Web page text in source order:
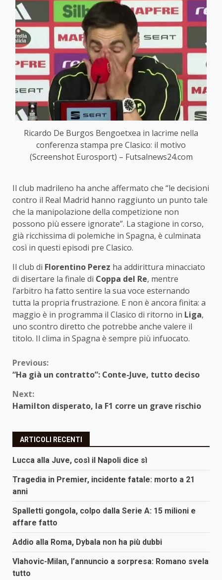
Ricardo De Burgos Bengoetxea in lacrime nella
conferenza stampa pre Clasico: il motivo
(Screenshot Eurosport) – Futsalnews24.com
Il club madrileno ha anche affermato che “le decisioni
contro il Real Madrid hanno raggiunto un punto tale
che la manipolazione della competizione non
possono più essere ignorate”. La stagione in corso,
già ricchissima di polemiche in Spagna, è culminata
così in questi episodi pre Clasico.
Il club di Florentino Perez ha addirittura minacciato
di disertare la finale di Coppa del Re, mentre
l’arbitro ha fatto sentire la sua voce esternando
tutta la propria frustrazione. E non è ancora finita: a
maggio è in programma il Clasico di ritorno in Liga,
uno scontro diretto che potrebbe anche valere il
titolo. Il clima in Spagna è sempre più infuocato.
Continue
Reading
Previous:
“Ha già un contratto”: Conte-Juve, tutto deciso
Next:
Hamilton disperato, la F1 corre un grave rischio
ARTICOLI RECENTI
Lucca alla Juve, così il Napoli dice sì
Tragedia in Premier, incidente fatale: morto a 21
anni
Spalletti gongola, colpo dalla Serie A: 15 milioni e
affare fatto
Addio alla Roma, Dybala non ha più dubbi
Vlahovic-Milan, l’annuncio a sorpresa: Romano svela
tutto